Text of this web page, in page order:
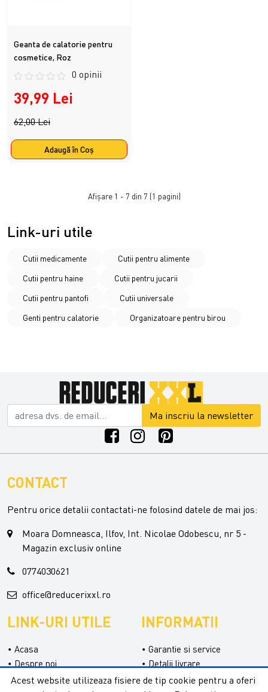
Geanta de calatorie pentru
cosmetice, Roz
0 opinii
39,99 Lei
62,00 Lei
Adaugă în Coş
Afişare 1 - 7 din 7 (1 pagini)
Link-uri utile
Cutii medicamente
Cutii pentru alimente
Cutii pentru haine
Cutii pentru jucarii
Cutii pentru pantofi
Cutii universale
Genti pentru calatorie
Organizatoare pentru birou
Ma inscriu la newsletter
CONTACT
Pentru orice detalii contactati-ne folosind datele de mai jos:
Moara Domneasca, Ilfov, Int. Nicolae Odobescu, nr 5 -
Magazin exclusiv online
0774030621
office@reducerixxl.ro
LINK-URI UTILE
Acasa
Despre noi
Categorii
INFORMATII
Garantie si service
Detalii livrare
Confidentialitate
Acest website utilizeaza fisiere de tip cookie pentru a oferi